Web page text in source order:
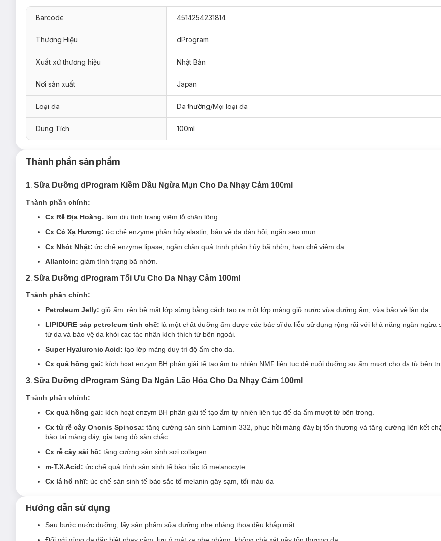
Ưu thế nổi bật của Sữa Dưỡng dProgram Balancing Acne Care Emulsion:
Cx Rễ địa hoàng
làm dịu tình trạng viêm lỗ chân lông.
Cx Cỏ xạ hươngức chế enzyme phân hủy elastin, bảo vệ da đàn hồi, ngăn sẹo mụn.
Cx Nhót Nhật
Allantoingiảm tình trạng bã nhờn.
Kết cấu không gây kích ứng, không ma sát gây tổn thương da, được thiết kế chuyên biệt cho làn da nhạy cảm.
Bã nhờn -29%* (sau 4 tuần)
2. Sữa Dưỡng dProgram Tối Ưu Cho Da Nhạy Cảm 100ml
Dưỡng dProgram Moisturizing Care Emulsion100ml
Đối tượng sử dụng Sữa Dưỡng dProgram Balancing Acne Care Emulsion:
Da khô, mất nước.
Barcode 4514254231814
Thương Hiệu dProgram
Xuất xứ thương hiệu Nhật Bản
Nơi sản xuất Japan
Loại da Da thường/Mọi loại da
Dung Tích 100ml
Thành phần sản phẩm
1. Sữa Dưỡng dProgram Kiềm Dầu Ngừa Mụn Cho Da Nhạy Cảm 100ml
Thành phần chính:
Cx Rễ Địa Hoàng: làm dịu tình trạng viêm lỗ chân lông.
Cx Cỏ Xạ Hương: ức chế enzyme phân hủy elastin, bảo vệ da đàn hồi, ngăn sẹo mụn.
Cx Nhót Nhật: ức chế enzyme lipase, ngăn chặn quá trình phân hủy bã nhờn, hạn chế viêm da.
Allantoin: giảm tình trạng bã nhờn.
2. Sữa Dưỡng dProgram Tối Ưu Cho Da Nhạy Cảm 100ml
Thành phần chính:
Petroleum Jelly: giữ ẩm trên bề mặt lớp sừng bằng cách tạo ra một lớp màng giữ nước vừa dưỡng ẩm, vừa bảo vệ làn da.
LIPIDURE sáp petroleum tinh chế: là một chất dưỡng ẩm được các bác sĩ da liễu sử dụng rộng rãi với khả năng ngăn ngừa
từ da và bảo vệ da khỏi các tác nhân kích thích từ bên ngoài.
Super Hyaluronic Acid: tạo lớp màng duy trì độ ẩm cho da.
Cx quả hồng gai: kích hoạt enzym BH phân giải tế tạo ẩm tự nhiên NMF liên tục để nuôi dưỡng sự ẩm mượt cho da từ bên
3. Sữa Dưỡng dProgram Sáng Da Ngăn Lão Hóa Cho Da Nhạy Cảm 100ml
Thành phần chính:
Cx quả hồng gai: kích hoạt enzym BH phân giải tế tạo ẩm tự nhiên liên tục để da ẩm mượt từ bên trong.
Cx từ rễ cây Ononis Spinosa: tăng cường sản sinh Laminin 332, phục hồi màng đáy bị tổn thương và tăng cường liên kết
bào tại màng đáy, gia tang độ săn chắc.
Cx rễ cây sài hồ: tăng cường sản sinh sợi collagen.
m-T.X.Acid: ức chế quá trình sản sinh tế bào hắc tố melanocyte.
Cx lá hổ nhĩ: ức chế sản sinh tế bào sắc tố melanin gây sạm, tối màu da
Hướng dẫn sử dụng
Sau bước nước dưỡng, lấy sản phẩm sữa dưỡng nhẹ nhàng thoa đều khắp mặt.